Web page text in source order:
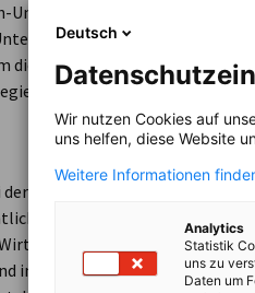
Ungarischen Industrie- und
im März und im April,
die Frage, inwiefern die (bisher
den Erwartungen
Präsentation darauf hin, dass
Gewicht beruhe, dass der
haben. Laut Keszte
in Ungarn beschäftigen
Deutsch
Wir nutzen Cookies auf
uns helfen, diese Website
Weitere Informationen
Analytics
Statistik
uns zu
Daten um